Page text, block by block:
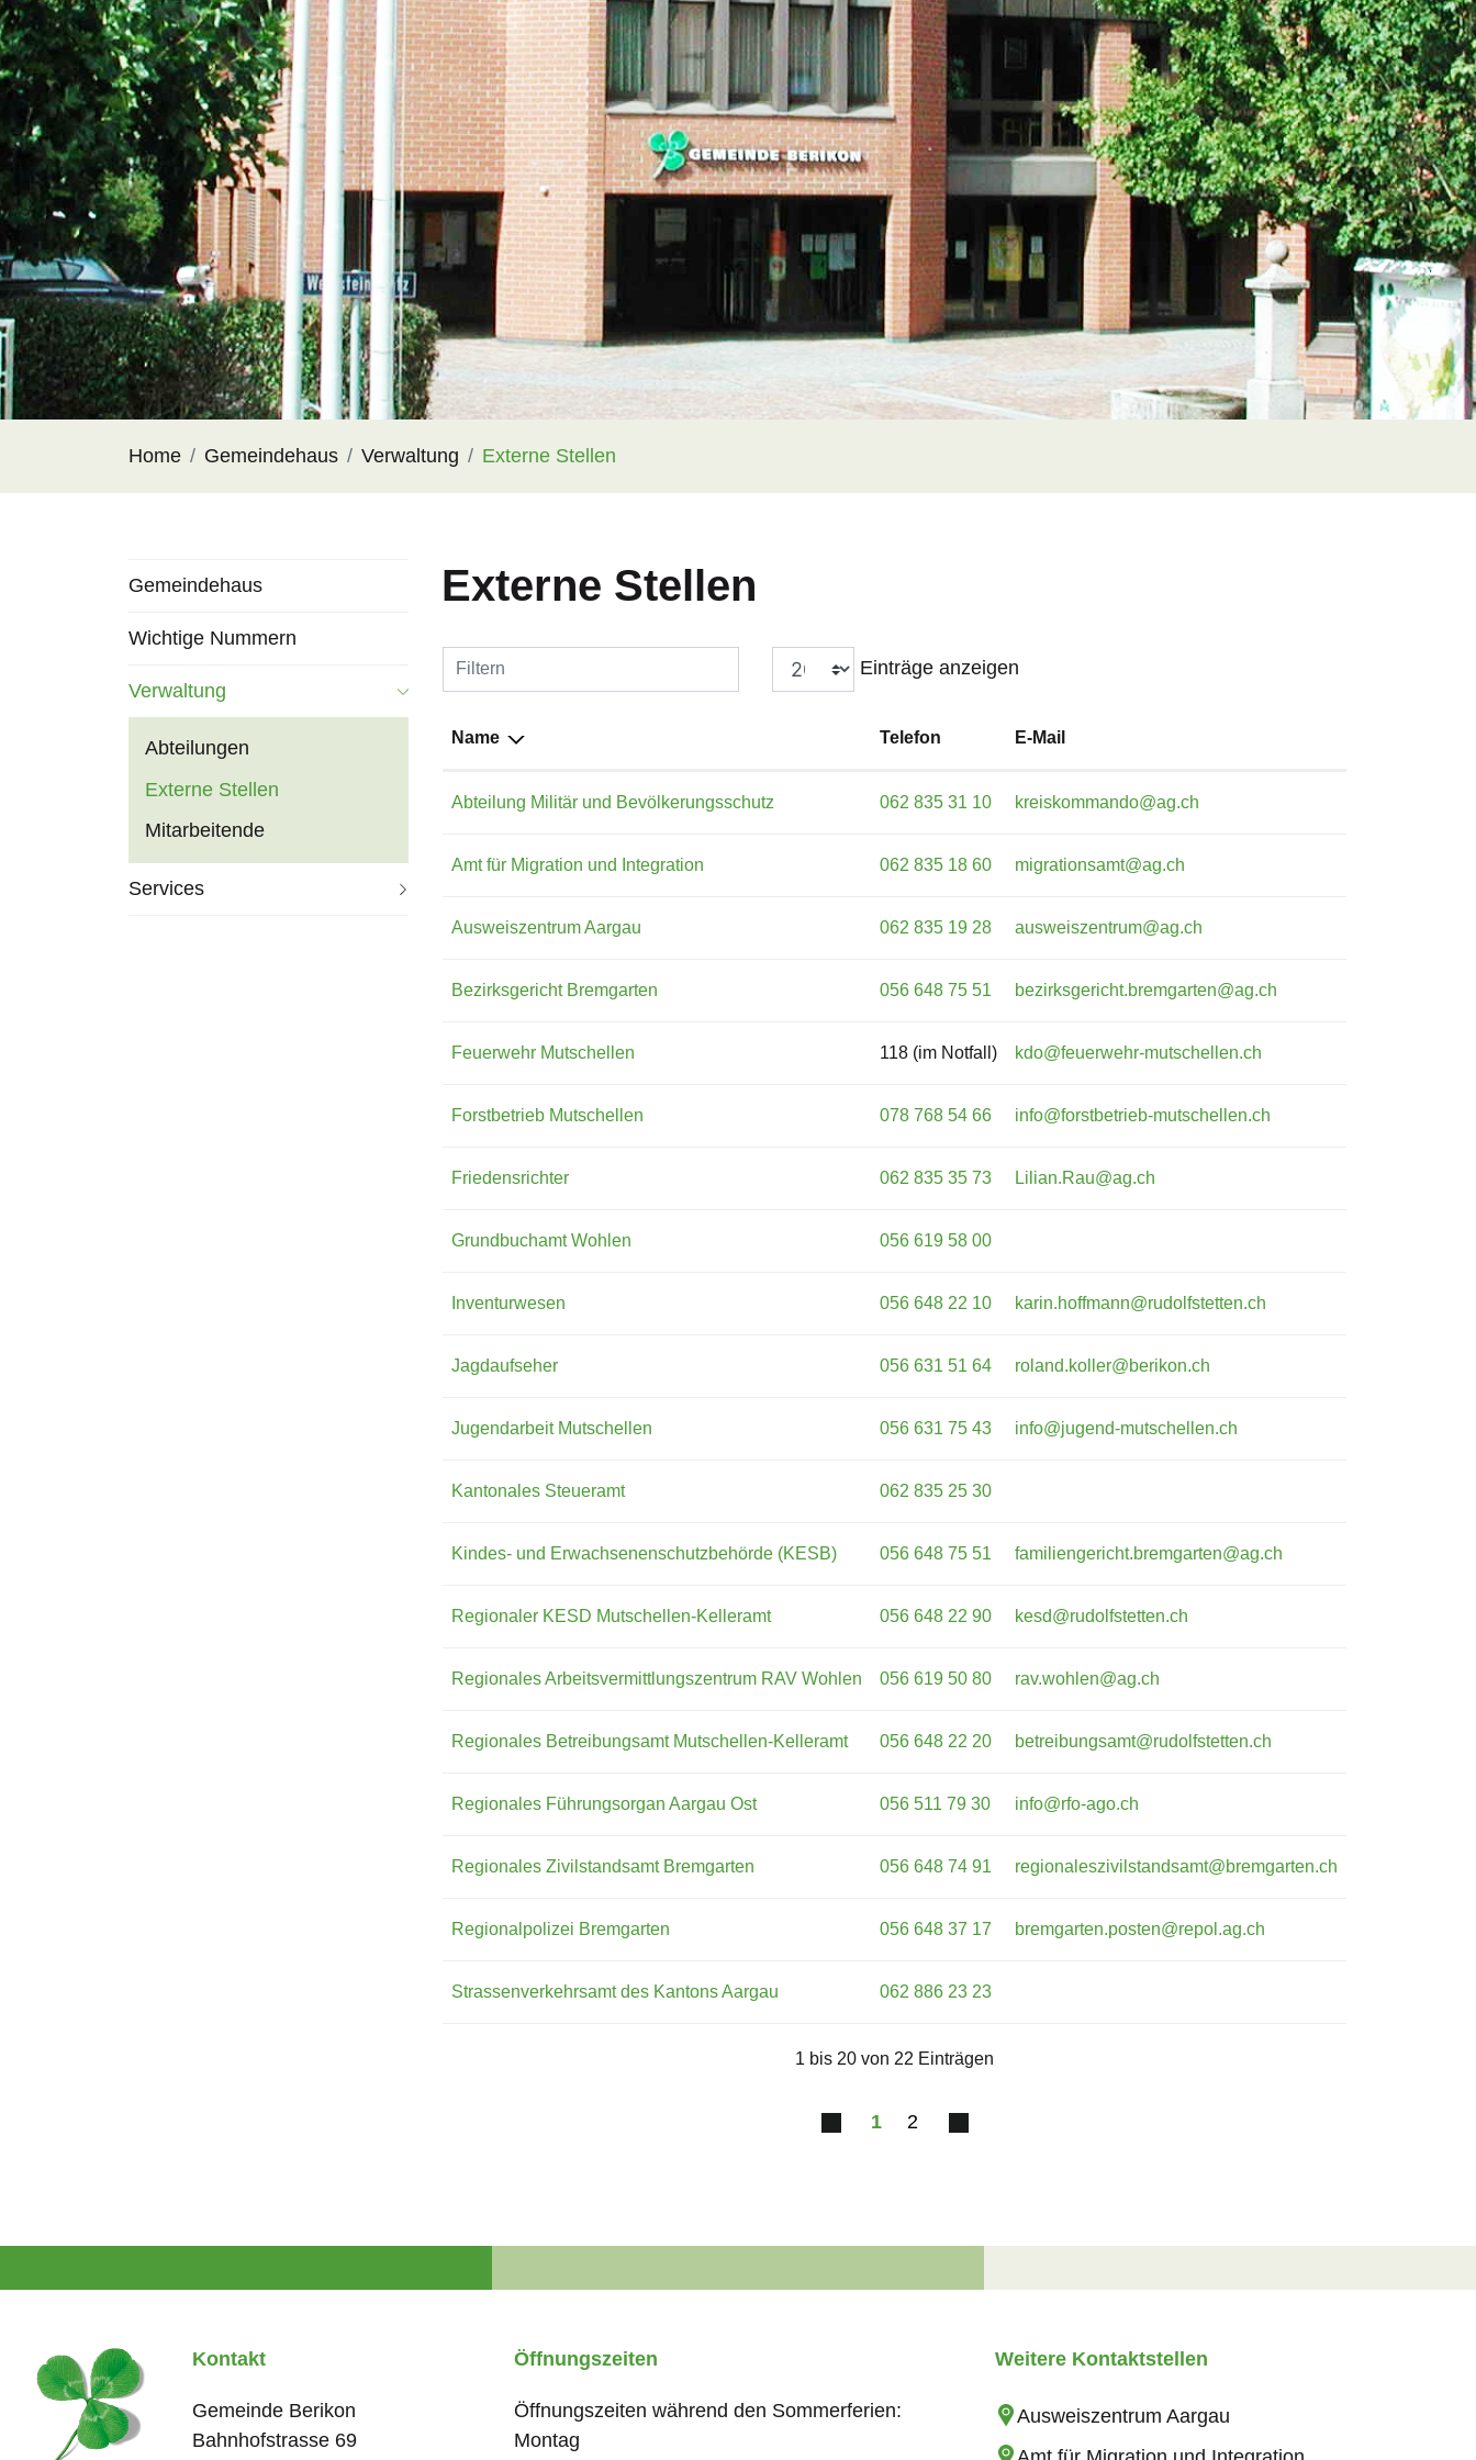
Home Gemeindehaus Verwaltung Externe Stellen
Subnavigation
Gemeindehaus
Wichtige Nummern
Verwaltung
Abteilungen
Externe Stellen
(
u
Mitarbeitende
Services
Externe Stellen
Filtern Einträge anzeigen
Name Telefon E-Mail
Abteilung Militär und Bevölkerungsschutz 062 835 31 10 kreiskommando@ag.ch
Amt für Migration und Integration 062 835 18 60 migrationsamt@ag.ch
Ausweiszentrum Aargau 062 835 19 28 ausweiszentrum@ag.ch
Bezirksgericht Bremgarten 056 648 75 51 bezirksgericht.bremgarten@ag.ch
Feuerwehr Mutschellen 118 (im Notfall) kdo@feuerwehr-mutschellen.ch
Forstbetrieb Mutschellen 078 768 54 66 info@forstbetrieb-mutschellen.ch
Friedensrichter 062 835 35 73 Lilian.Rau@ag.ch
Grundbuchamt Wohlen 056 619 58 00
Inventurwesen 056 648 22 10 karin.hoffmann@rudolfstetten.ch
Jagdaufseher 056 631 51 64 roland.koller@berikon.ch
Jugendarbeit Mutschellen 056 631 75 43 info@jugend-mutschellen.ch
Kantonales Steueramt 062 835 25 30
Kindes- und Erwachsenenschutzbehörde (KESB) 056 648 75 51 familiengericht.bremgarten@ag.ch
Regionaler KESD Mutschellen-Kelleramt 056 648 22 90 kesd@rudolfstetten.ch
Regionales Arbeitsvermittlungszentrum RAV Wohlen 056 619 50 80 rav.wohlen@ag.ch
Regionales Betreibungsamt Mutschellen-Kelleramt 056 648 22 20 betreibungsamt@rudolfstetten.ch
Regionales Führungsorgan Aargau Ost 056 511 79 30 info@rfo-ago.ch
Regionales Zivilstandsamt Bremgarten 056 648 74 91 regionaleszivilstandsamt@bremgarten.ch
Regionalpolizei Bremgarten 056 648 37 17 bremgarten.posten@repol.ag.ch
Strassenverkehrsamt des Kantons Aargau 062 886 23 23
1 bis 20 von 22 Einträgen
1 2
Kontakt
Gemeinde Berikon
Bahnhofstrasse 69
Öffnungszeiten
Öffnungszeiten während den Sommerferien:
Montag
Weitere Kontaktstellen
Ausweiszentrum Aargau